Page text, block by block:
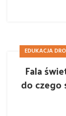
EDUKACJA
Fala
do czego